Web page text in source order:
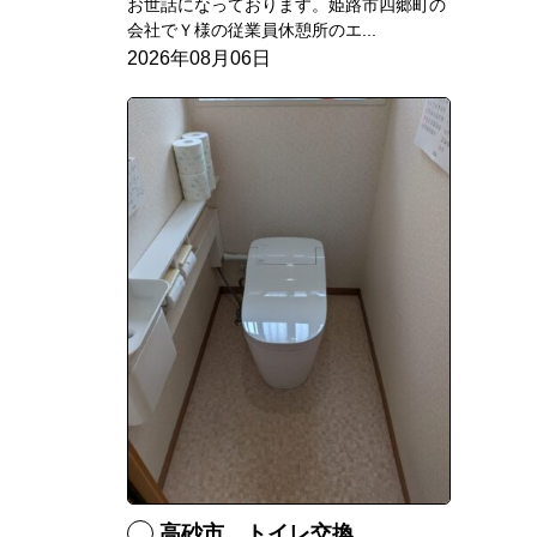
お世話になっております。姫路市四郷町の
会社でＹ様の従業員休憩所のエ...
2026年08月06日